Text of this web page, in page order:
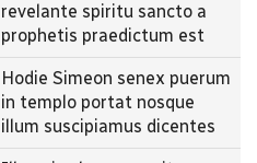
revelante spiritu sancto a
prophetis praedictum est
Hodie Simeon senex puerum
in templo portat nosque
illum suscipiamus dicentes